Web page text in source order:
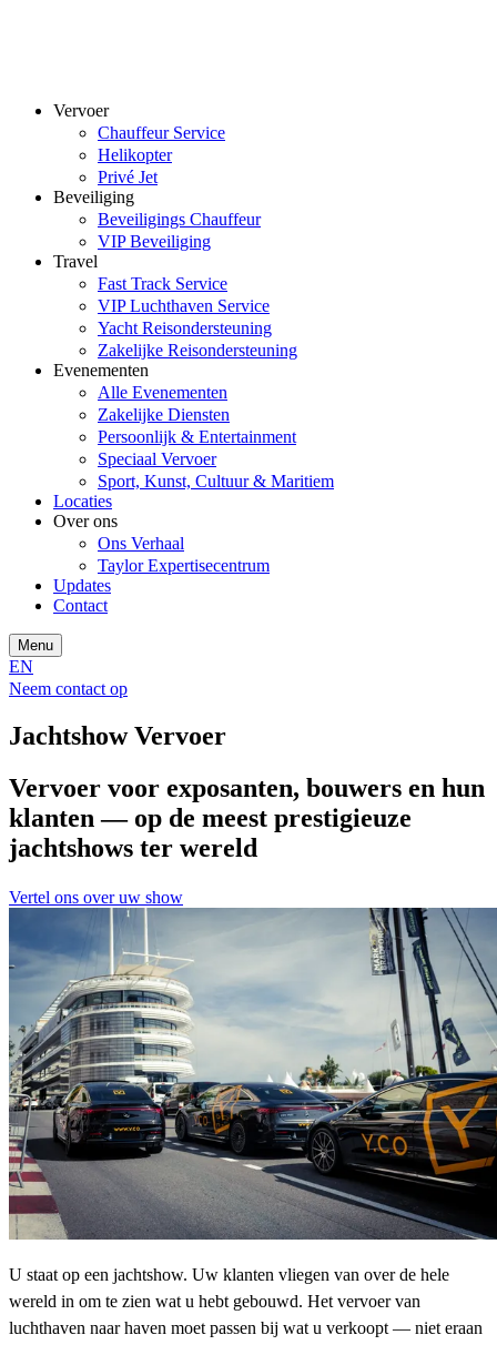
Vervoer
Chauffeur Service
Helikopter
Privé Jet
Beveiliging
Beveiligings Chauffeur
VIP Beveiliging
Travel
Fast Track Service
VIP Luchthaven Service
Yacht Reisondersteuning
Zakelijke Reisondersteuning
Evenementen
Alle Evenementen
Zakelijke Diensten
Persoonlijk & Entertainment
Speciaal Vervoer
Sport, Kunst, Cultuur & Maritiem
Locaties
Over ons
Ons Verhaal
Taylor Expertisecentrum
Updates
Contact
Menu
EN
Neem contact op
Jachtshow Vervoer
Vervoer voor exposanten, bouwers en hun
klanten — op de meest prestigieuze
jachtshows ter wereld
Vertel ons over uw show
U staat op een jachtshow. Uw klanten vliegen van over de hele
wereld in om te zien wat u hebt gebouwd. Het vervoer van
luchthaven naar haven moet passen bij wat u verkoopt — niet eraan